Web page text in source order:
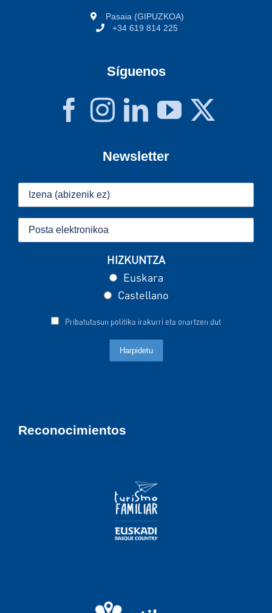
Pasaia (GIPUZKOA)
+34 619 814 225
Síguenos
Newsletter
HIZKUNTZA
Euskara
Castellano
Pribatutasun politika irakurri eta onartzen dut
Reconocimientos